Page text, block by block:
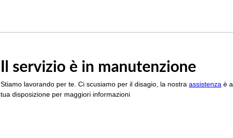
Il servizio è in manutenzione
Stiamo lavorando per te. Ci scusiamo per il disagio, la nostraassistenza è a
tua disposizione per maggiori informazioni